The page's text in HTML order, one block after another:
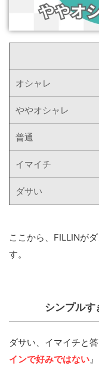
オシャレ
ややオシャレ
普通
イマイチ
ダサい
ここから、FILLINが
す。
シンプルす
ダサい、イマイチと
インで好みではない